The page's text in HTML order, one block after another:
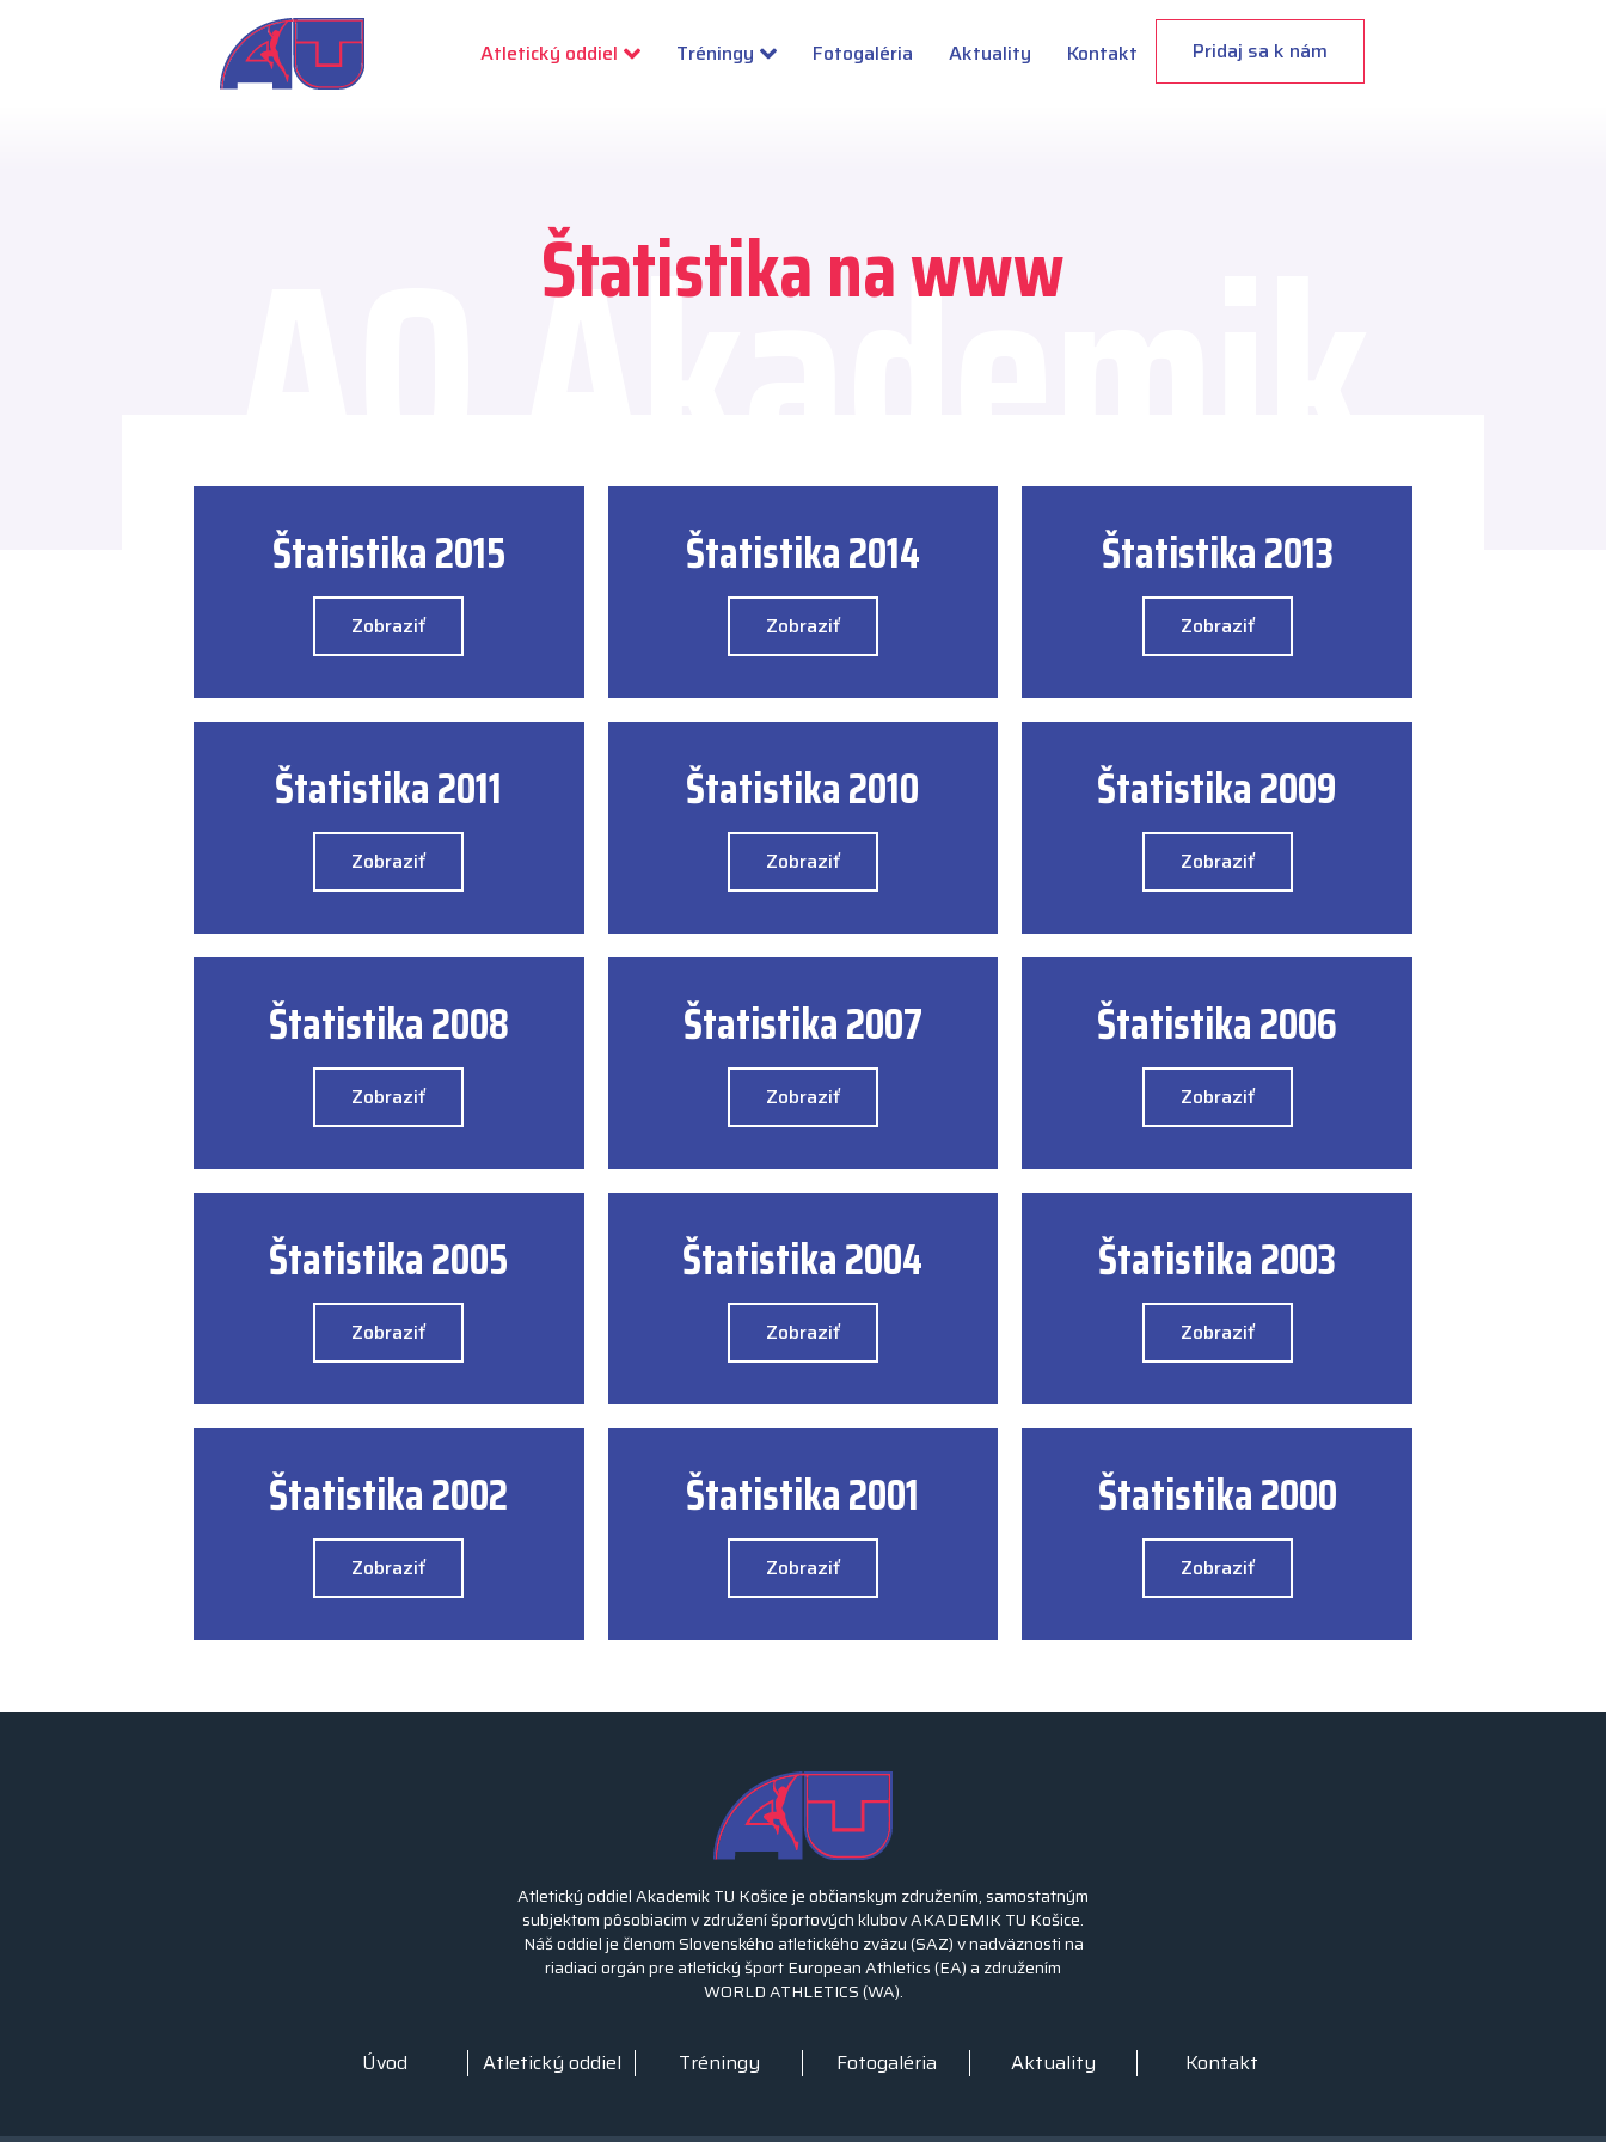
Atletický oddiel Tréningy Fotogaléria Aktuality Kontakt Pridaj sa k nám
Štatistika na www
AO Akademik
Štatistika 2015
Zobraziť
Štatistika 2014
Zobraziť
Štatistika 2013
Zobraziť
Štatistika 2011
Zobraziť
Štatistika 2010
Zobraziť
Štatistika 2009
Zobraziť
Štatistika 2008
Zobraziť
Štatistika 2007
Zobraziť
Štatistika 2006
Zobraziť
Štatistika 2005
Zobraziť
Štatistika 2004
Zobraziť
Štatistika 2003
Zobraziť
Štatistika 2002
Zobraziť
Štatistika 2001
Zobraziť
Štatistika 2000
Zobraziť
Atletický oddiel Akademik TU Košice je občianskym združením, samostatným
subjektom pôsobiacim v združení športových klubov AKADEMIK TU Košice.
Náš oddiel je členom Slovenského atletického zväzu (SAZ) v nadväznosti na
riadiaci orgán pre atletický šport European Athletics (EA) a združením
WORLD ATHLETICS (WA).
Úvod Atletický oddiel Tréningy Fotogaléria Aktuality Kontakt